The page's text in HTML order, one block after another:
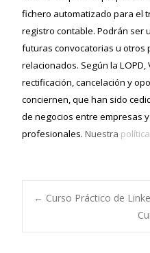
fichero automatizado para el
registro contable. Podrán ser
futuras convocatorias u otros
relacionados. Según la
rectificación, cancelación y
conciernen, que han sido
de negocios entre empresas
profesionales. Nuestra
← Curso Práctico de